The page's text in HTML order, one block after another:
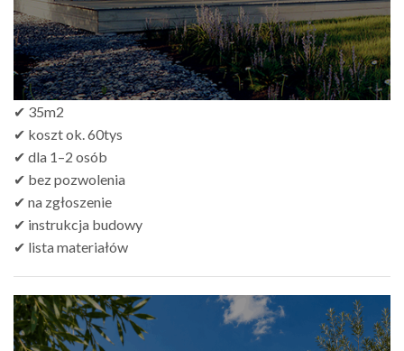
✔ 35m2
✔ koszt ok. 60tys
✔ dla 1–2 osób
✔ bez pozwolenia
✔ na zgłoszenie
✔ instrukcja budowy
✔ lista materiałów